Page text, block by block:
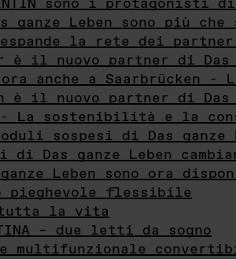
ganze Leben sono più
espande la rete dei
è il nuovo partner di Das
ora anche a Saarbrücken -
è il nuovo partner di Das
- La sostenibilità e la
sospesi di Das ganze
Das ganze Leben
Leben sono ora
pieghevole flessibile
tutta la vita
– due letti da sogno
multifunzionale